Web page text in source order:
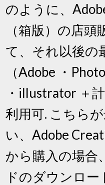
のように、
（箱版）の店
て、それ以後の
（Adobe ・
・illustrator ＋
利用可. こちら
い、Adobe
から購入の場合
ドのダウンロ